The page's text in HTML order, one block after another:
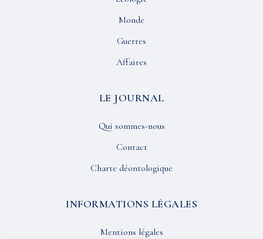
Monde
Guerres
Affaires
LE JOURNAL
Qui sommes-nous
Contact
Charte déontologique
INFORMATIONS LÉGALES
Mentions légales